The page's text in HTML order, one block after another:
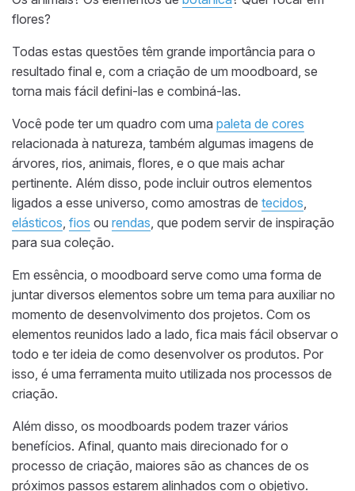
flores?
Todas estas questões têm grande importância para o
resultado final e, com a criação de um moodboard, se
torna mais fácil defini-las e combiná-las.
Você pode ter um quadro com uma paleta de cores
relacionada à natureza, também algumas imagens de
árvores, rios, animais, flores, e o que mais achar
pertinente. Além disso, pode incluir outros elementos
ligados a esse universo, como amostras de tecidos,
elásticos, fios ou rendas, que podem servir de inspiração
para sua coleção.
Em essência, o moodboard serve como uma forma de
juntar diversos elementos sobre um tema para auxiliar no
momento de desenvolvimento dos projetos. Com os
elementos reunidos lado a lado, fica mais fácil observar o
todo e ter ideia de como desenvolver os produtos. Por
isso, é uma ferramenta muito utilizada nos processos de
criação.
Além disso, os moodboards podem trazer vários
benefícios. Afinal, quanto mais direcionado for o
processo de criação, maiores são as chances de os
próximos passos estarem alinhados com o objetivo.